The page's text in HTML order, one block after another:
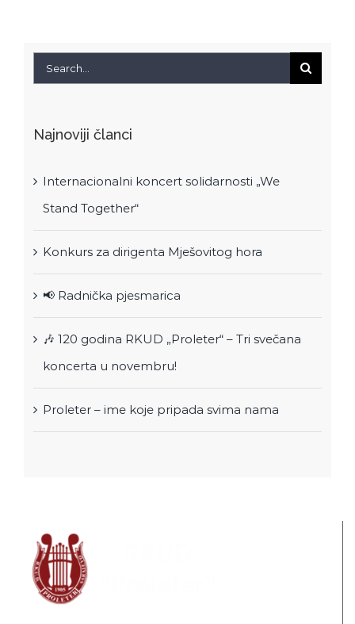
Search
Najnoviji članci
Internacionalni koncert solidarnosti „We
Stand Together“
Konkurs za dirigenta Mješovitog hora
📢 Radnička pjesmarica
🎶 120 godina RKUD „Proleter“ – Tri svečana
koncerta u novembru!
Proleter – ime koje pripada svima nama